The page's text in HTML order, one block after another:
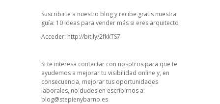
Suscribirte a nuestro blog y recibe gratis nuestra
guía: 10 Ideas para vender más si eres arquitecto
Acceder: http://bit.ly/2fkkTS7
Si te interesa contactar con nosotros para que te
ayudemos a mejorar tu visibilidad online y, en
consecuencia, mejorar tus oportunidades
laborales, no dudes en escribirnos a:
blog@stepienybarno.es